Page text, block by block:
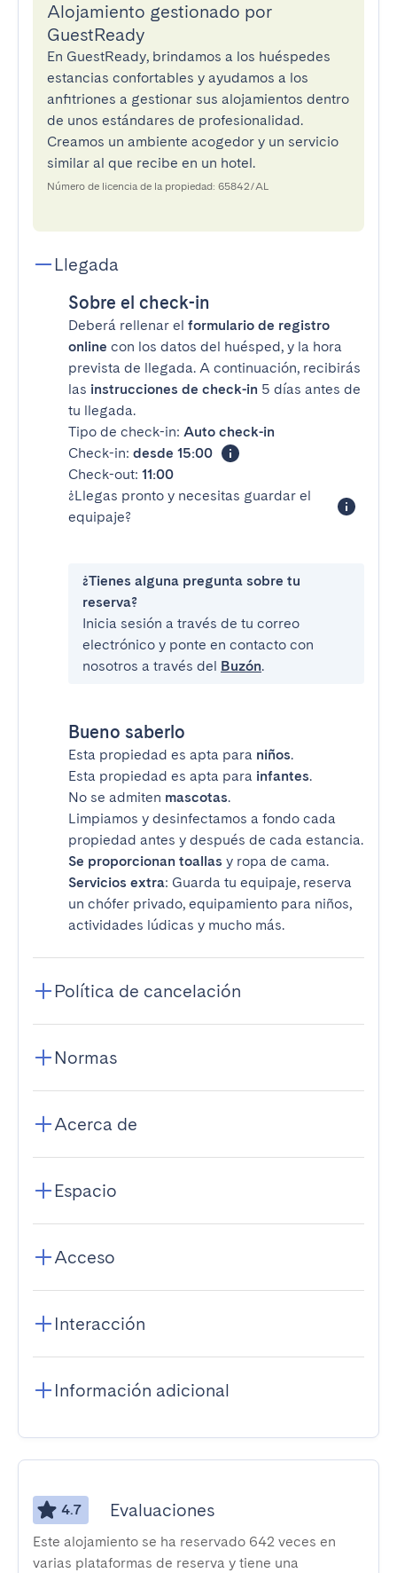
Alojamiento gestionado por
GuestReady
En GuestReady, brindamos a los huéspedes
estancias confortables y ayudamos a los
anfitriones a gestionar sus alojamientos dentro
de unos estándares de profesionalidad.
Creamos un ambiente acogedor y un servicio
similar al que recibe en un hotel.
Número de licencia de la propiedad: 65842/AL
Llegada
Sobre el check-in
Deberá rellenar el formulario de registro
online con los datos del huésped, y la hora
prevista de llegada. A continuación, recibirás
las instrucciones de check-in 5 días antes de
tu llegada.
Tipo de check-in: Auto check-in
Check-in: desde 15:00
Check-out: 11:00
¿Llegas pronto y necesitas guardar el
equipaje?
¿Tienes alguna pregunta sobre tu
reserva?
Inicia sesión a través de tu correo
electrónico y ponte en contacto con
nosotros a través del Buzón.
Bueno saberlo
Esta propiedad es apta para niños.
Esta propiedad es apta para infantes.
No se admiten mascotas.
Limpiamos y desinfectamos a fondo cada
propiedad antes y después de cada estancia.
Se proporcionan toallas y ropa de cama.
Servicios extra: Guarda tu equipaje, reserva
un chófer privado, equipamiento para niños,
actividades lúdicas y mucho más.
Política de cancelación
Normas
Acerca de
Espacio
Acceso
Interacción
Información adicional
4.7 Evaluaciones
Este alojamiento se ha reservado 642 veces en
varias plataformas de reserva y tiene una